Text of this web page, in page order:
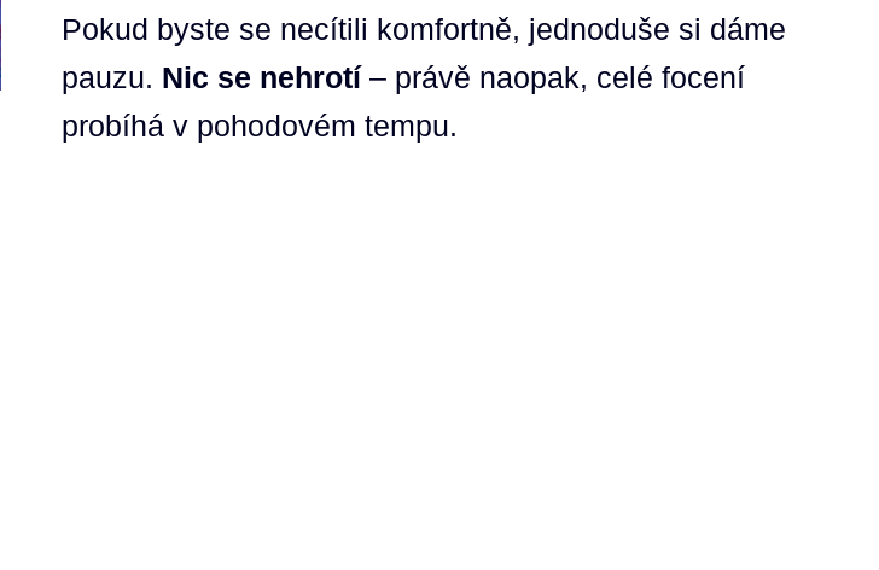
Pokud byste se necítili komfortně, jednoduše si dáme
pauzu. Nic se nehrotí– právě naopak, celé focení
probíhá v pohodovém tempu.